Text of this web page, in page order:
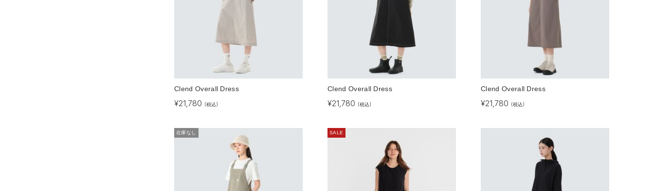
Clend Overall Dress
¥21,780 (税込)
Clend Overall Dress
¥21,780 (税込)
Clend Overall Dress
¥21,780 (税込)
在庫なし SALE